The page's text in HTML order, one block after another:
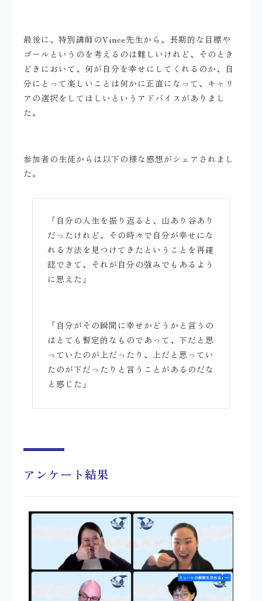
最後に、特別講師のVince先生から、長期的な目標や
ゴールというのを考えるのは難しいけれど、そのとき
どきにおいて、何が自分を幸せにしてくれるのか、自
分にとって楽しいことは何かに正直になって、キャリ
アの選択をしてほしいというアドバイスがありまし
た。
参加者の生徒からは以下の様な感想がシェアされまし
た。
「自分の人生を振り返ると、山あり谷あり
だったけれど、その時々で自分が幸せにな
れる方法を見つけてきたということを再確
認できて、それが自分の強みでもあるよう
に思えた」
「自分がその瞬間に幸せかどうかと言うの
はとても暫定的なものであって、下だと思
っていたのが上だったり、上だと思ってい
たのが下だったりと言うことがあるのだな
と感じた」
アンケート結果